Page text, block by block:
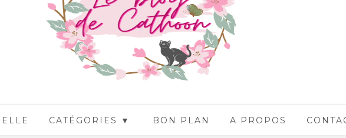
CATÉGORIES ▼ BON PLAN A PROPOS